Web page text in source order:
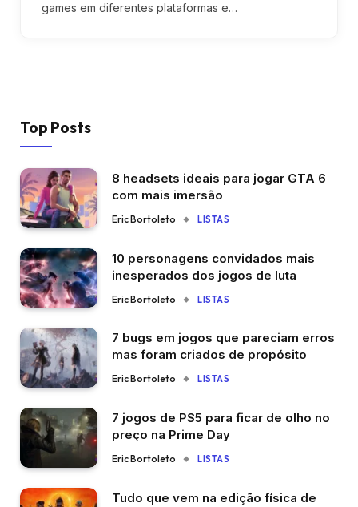
games em diferentes plataformas e…
Top Posts
8 headsets ideais para jogar GTA 6
com mais imersão
Eric Bortoleto LISTAS
10 personagens convidados mais
inesperados dos jogos de luta
Eric Bortoleto LISTAS
7 bugs em jogos que pareciam erros
mas foram criados de propósito
Eric Bortoleto LISTAS
7 jogos de PS5 para ficar de olho no
preço na Prime Day
Eric Bortoleto LISTAS
Tudo que vem na edição física de